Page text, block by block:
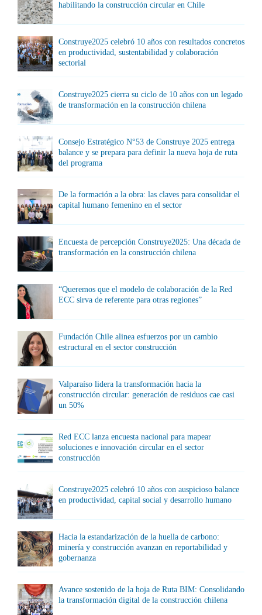
habilitando la construcción circular en Chile
Construye2025 celebró 10 años con resultados concretos
en productividad, sustentabilidad y colaboración
sectorial
Construye2025 cierra su ciclo de 10 años con un legado
de transformación en la construcción chilena
Consejo Estratégico N°53 de Construye 2025 entrega
balance y se prepara para definir la nueva hoja de ruta
del programa
De la formación a la obra: las claves para consolidar el
capital humano femenino en el sector
Encuesta de percepción Construye2025: Una década de
transformación en la construcción chilena
“Queremos que el modelo de colaboración de la Red
ECC sirva de referente para otras regiones”
Fundación Chile alinea esfuerzos por un cambio
estructural en el sector construcción
Valparaíso lidera la transformación hacia la
construcción circular: generación de residuos cae casi
un 50%
Red ECC lanza encuesta nacional para mapear
soluciones e innovación circular en el sector
construcción
Construye2025 celebró 10 años con auspicioso balance
en productividad, capital social y desarrollo humano
Hacia la estandarización de la huella de carbono:
minería y construcción avanzan en reportabilidad y
gobernanza
Avance sostenido de la hoja de Ruta BIM: Consolidando
la transformación digital de la construcción chilena